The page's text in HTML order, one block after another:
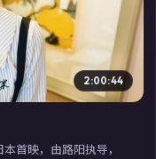
2:00:44
首映，由路阳执导，